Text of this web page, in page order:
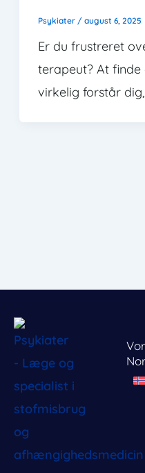
Psykiater / august 6, 2025
Er du frustreret
terapeut? At
virkelig forstår